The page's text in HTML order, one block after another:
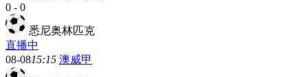
0 - 0
悉尼奥林匹克
直播中
08-0815:15 澳威甲